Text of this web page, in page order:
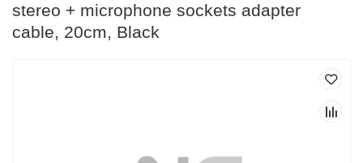
stereo + microphone sockets adapter
cable, 20cm, Black